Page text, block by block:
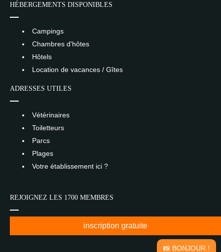
📸 BONJOUR !
HÉBERGEMENTS DISPONIBLES
Campings
Chambres d'hôtes
Hôtels
Location de vacances / Gîtes
ADRESSES UTILES
Vétérinaires
Toiletteurs
Parcs
Plages
Votre établissement ici ?
REJOIGNEZ LES 1700 MEMBRES
inscription gratuite